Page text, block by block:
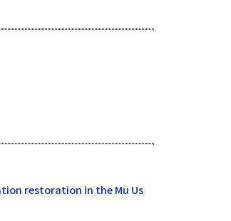
restoration in the Mu Us